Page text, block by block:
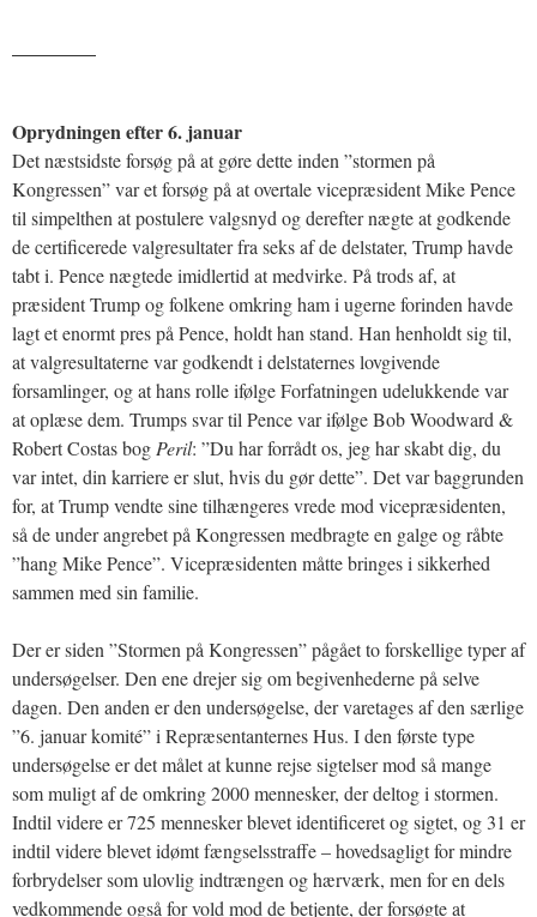
Oprydningen efter 6. januar
Det næstsidste forsøg på at gøre dette inden ”stormen på
Kongressen” var et forsøg på at overtale vicepræsident Mike Pence
til simpelthen at postulere valgsnyd og derefter nægte at godkende
de certificerede valgresultater fra seks af de delstater, Trump havde
tabt i. Pence nægtede imidlertid at medvirke. På trods af, at
præsident Trump og folkene omkring ham i ugerne forinden havde
lagt et enormt pres på Pence, holdt han stand. Han henholdt sig til,
at valgresultaterne var godkendt i delstaternes lovgivende
forsamlinger, og at hans rolle ifølge Forfatningen udelukkende var
at oplæse dem. Trumps svar til Pence var ifølge Bob Woodward &
Robert Costas bog Peril: ”Du har forrådt os, jeg har skabt dig, du
var intet, din karriere er slut, hvis du gør dette”. Det var baggrunden
for, at Trump vendte sine tilhængeres vrede mod vicepræsidenten,
så de under angrebet på Kongressen medbragte en galge og råbte
”hang Mike Pence”. Vicepræsidenten måtte bringes i sikkerhed
sammen med sin familie.
Der er siden ”Stormen på Kongressen” pågået to forskellige typer af
undersøgelser. Den ene drejer sig om begivenhederne på selve
dagen. Den anden er den undersøgelse, der varetages af den særlige
”6. januar komité” i Repræsentanternes Hus. I den første type
undersøgelse er det målet at kunne rejse sigtelser mod så mange
som muligt af de omkring 2000 mennesker, der deltog i stormen.
Indtil videre er 725 mennesker blevet identificeret og sigtet, og 31 er
indtil videre blevet idømt fængselsstraffe – hovedsagligt for mindre
forbrydelser som ulovlig indtrængen og hærværk, men for en dels
vedkommende også for vold mod de betjente, der forsøgte at